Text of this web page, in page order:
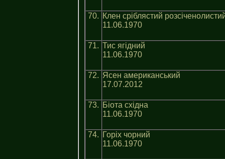
70. Клен срiблястий
11.06.1970
71. Тис ягідний
11.06.1970
72. Ясен американський
17.07.2012
73. Біота східна
11.06.1970
74. Горіх чорний
11.06.1970